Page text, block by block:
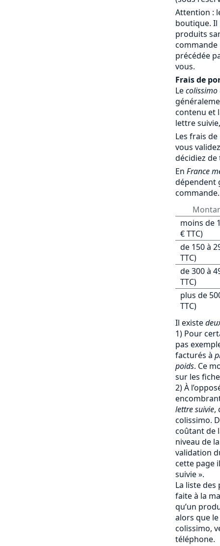
Attention :
boutique. Il
produits
précédée
vous.
Frais de
Lecolissimo
contenu et
lettre
Les frais
vous
décidiez
En France
dépendent
commande.
moins de
€ TTC)
de 150 à
TTC)
de 300 à
TTC)
plus de
TTC)
Il existe
1) Pour
pas
facturés à
poids. Ce
sur les
2) À
lettre suivie,
colissimo.
coûtant de
niveau de
validation
cette page
suivie ».
La liste
faite à la
qu’un
alors que
colissimo,
téléphone.